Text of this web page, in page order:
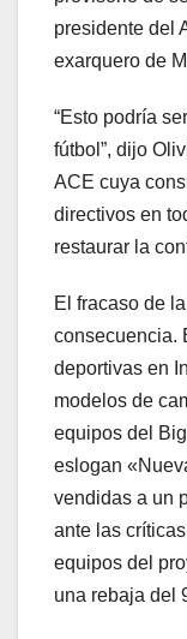
presidente del
exarquero de
“Esto podría
fútbol”, dijo
ACE cuya
directivos en
restaurar la
El fracaso de
consecuencia.
deportivas en
modelos de
equipos del
eslogan
vendidas a un
ante las
equipos del
una rebaja del